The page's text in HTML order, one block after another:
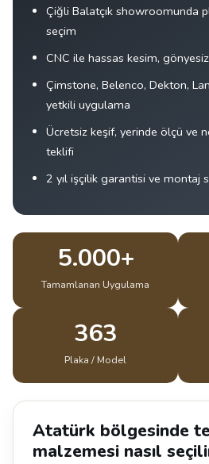
Çiğli Balatçık showroomunda
seçim
CNC ile hassas kesim,
Çimstone, Belenco, Dekton,
yetkili uygulama
Ücretsiz keşif, yerinde ölçü ve
teklifi
2 yıl işçilik garantisi ve montaj
5.000+
Tamamlanan Uygulama
363
Plaka / Model
Atatürk bölgesinde
malzemesi nasıl